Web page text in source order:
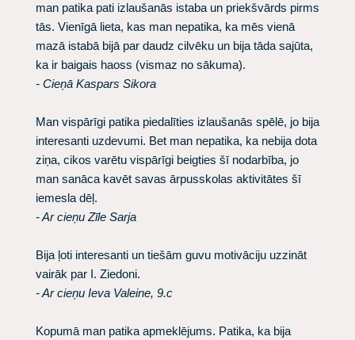
man patika pati izlaušanās istaba un priekšvārds pirms
tās. Vienīgā lieta, kas man nepatika, ka mēs vienā
mazā istabā bijā par daudz cilvēku un bija tāda sajūta,
ka ir baigais haoss (vismaz no sākuma).
- Cieņā Kaspars Sikora
Man vispārīgi patika piedalīties izlaušanās spēlē, jo bija
interesanti uzdevumi. Bet man nepatika, ka nebija dota
ziņa, cikos varētu vispārīgi beigties šī nodarbība, jo
man sanāca kavēt savas ārpusskolas aktivitātes šī
iemesla dēļ.
- Ar cieņu Zīle Sarja
Bija ļoti interesanti un tiešām guvu motivāciju uzzināt
vairāk par I. Ziedoni.
- Ar cieņu Ieva Valeine, 9.c
Kopumā man patika apmeklējums. Patika, ka bija